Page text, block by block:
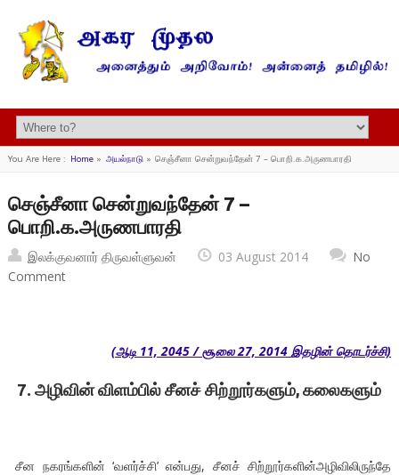
You Are Here : Home» அயல்நாடு» செஞ்சீனா சென்றுவந்தேன் 7 – பொறி.க.அருணபாரதி
செஞ்சீனா சென்றுவந்தேன் 7 –
பொறி.க.அருணபாரதி
இலக்குவனார் திருவள்ளுவன் 03 August 2014
No
Comment
(ஆடி 11, 2045 /சூலை27, 2014இதழின் தொடர்ச்சி)
7. அழிவின் விளம்பில் சீனச் சிற்றூர்களும்,கலைகளும்
சீன நகரங்களின் ‘வளர்ச்சி’ என்பது, சீனச் சிற்றூர்களின்அழிவிலிருந்தே